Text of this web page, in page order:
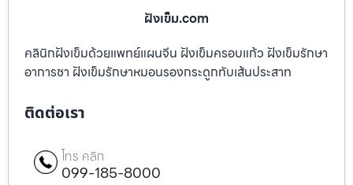
ฝังเข็ม.com
คลินิกฝังเข็มด้วยแพทย์แผนจีน ฝังเข็มครอบแก้ว ฝังเข็มรักษา
อาการชา ฝังเข็มรักษาหมอนรองกระดูกทับเส้นประสาท
ติดต่อเรา
โทร คลิก
099-185-8000